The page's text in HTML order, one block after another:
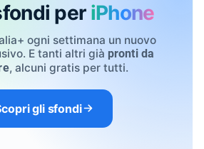
per iPhone
ogni settimana un nuovo
E tanti altri già pronti da
, alcuni gratis per tutti.
gli sfondi